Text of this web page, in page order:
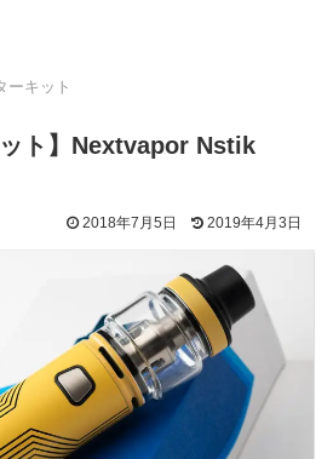
ーキット
ット】Nextvapor Nstik
2018年7月5日 2019年4月3日